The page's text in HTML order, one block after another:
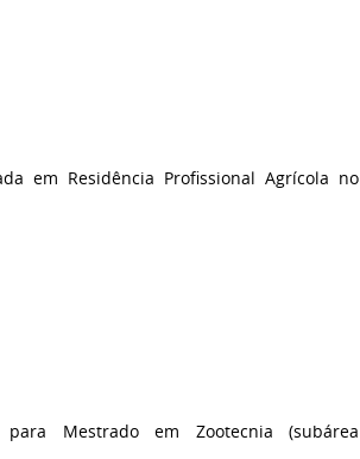
em Residência Profissional Agrícola no
para Mestrado em Zootecnia (subárea